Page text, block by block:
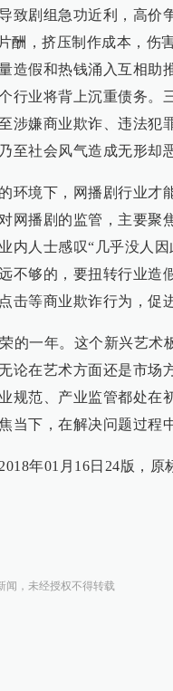
致剧组急功近利，高价
酬，挤压制作成本，伤
造假和热钱涌入互相助
行业将背上沉重债务。
涉嫌商业欺诈、违法犯
至社会风气造成无形却
环境下，网播剧行业才
网播剧的监管，主要聚
内人士感叹“几乎没人
不够的，要扭转行业造
击等商业欺诈行为，促
的一年。这个新兴艺术
论在艺术方面还是市场
规范、产业监管都处在
当下，在解决问题过程
年01月16日24版，
闻，未经授权不得转载